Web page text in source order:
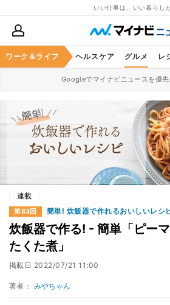
いい仕事は、いい暮らし
ワーク＆ライフ
マネー 暮らし ヘルスケア グルメ レ
Googleでマイナビニュースを優
連載
第83回 簡単! 炊飯器で作れるおいしいレシ
炊飯器で作る! - 簡単「ピー
たくた煮」
掲載日 2022/07/21 11:00
著者： みやちゃん